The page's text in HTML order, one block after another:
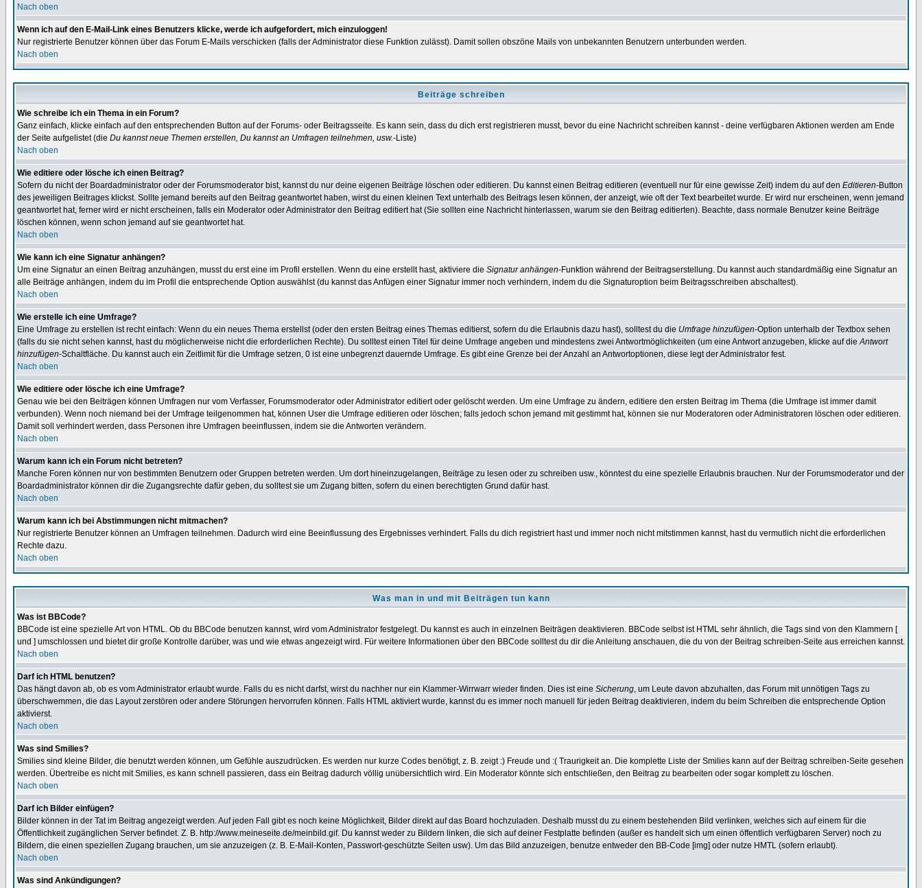
Nach oben
Wenn ich auf den E-Mail-Link eines Benutzers klicke, werde ich aufgefordert, mich einzuloggen!
Nur registrierte Benutzer können über das Forum E-Mails verschicken (falls der Administrator diese Funktion zulässt). Damit sollen obszöne Mails von unbekannten Benutzern unterbunden werden.
Nach oben
Beiträge schreiben
Wie schreibe ich ein Thema in ein Forum?
Ganz einfach, klicke einfach auf den entsprechenden Button auf der Forums- oder Beitragsseite. Es kann sein, dass du dich erst registrieren musst, bevor du eine Nachricht schreiben kannst - deine verfügbaren Aktionen werden am Ende
der Seite aufgelistet (die Du kannst neue Themen erstellen, Du kannst an Umfragen teilnehmen, usw.-Liste)
Nach oben
Wie editiere oder lösche ich einen Beitrag?
Sofern du nicht der Boardadministrator oder der Forumsmoderator bist, kannst du nur deine eigenen Beiträge löschen oder editieren. Du kannst einen Beitrag editieren (eventuell nur für eine gewisse Zeit) indem du auf den Editieren-Button
des jeweiligen Beitrages klickst. Sollte jemand bereits auf den Beitrag geantwortet haben, wirst du einen kleinen Text unterhalb des Beitrags lesen können, der anzeigt, wie oft der Text bearbeitet wurde. Er wird nur erscheinen, wenn jemand
geantwortet hat, ferner wird er nicht erscheinen, falls ein Moderator oder Administrator den Beitrag editiert hat (Sie sollten eine Nachricht hinterlassen, warum sie den Beitrag editierten). Beachte, dass normale Benutzer keine Beiträge
löschen können, wenn schon jemand auf sie geantwortet hat.
Nach oben
Wie kann ich eine Signatur anhängen?
Um eine Signatur an einen Beitrag anzuhängen, musst du erst eine im Profil erstellen. Wenn du eine erstellt hast, aktiviere die Signatur anhängen-Funktion während der Beitragserstellung. Du kannst auch standardmäßig eine Signatur an
alle Beiträge anhängen, indem du im Profil die entsprechende Option auswählst (du kannst das Anfügen einer Signatur immer noch verhindern, indem du die Signaturoption beim Beitragsschreiben abschaltest).
Nach oben
Wie erstelle ich eine Umfrage?
Eine Umfrage zu erstellen ist recht einfach: Wenn du ein neues Thema erstellst (oder den ersten Beitrag eines Themas editierst, sofern du die Erlaubnis dazu hast), solltest du die Umfrage hinzufügen-Option unterhalb der Textbox sehen
(falls du sie nicht sehen kannst, hast du möglicherweise nicht die erforderlichen Rechte). Du solltest einen Titel für deine Umfrage angeben und mindestens zwei Antwortmöglichkeiten (um eine Antwort anzugeben, klicke auf dieAntwort
hinzufügen-Schaltfläche. Du kannst auch ein Zeitlimit für die Umfrage setzen, 0 ist eine unbegrenzt dauernde Umfrage. Es gibt eine Grenze bei der Anzahl an Antwortoptionen, diese legt der Administrator fest.
Nach oben
Wie editiere oder lösche ich eine Umfrage?
Genau wie bei den Beiträgen können Umfragen nur vom Verfasser, Forumsmoderator oder Administrator editiert oder gelöscht werden. Um eine Umfrage zu ändern, editiere den ersten Beitrag im Thema (die Umfrage ist immer damit
verbunden). Wenn noch niemand bei der Umfrage teilgenommen hat, können User die Umfrage editieren oder löschen; falls jedoch schon jemand mit gestimmt hat, können sie nur Moderatoren oder Administratoren löschen oder editieren.
Damit soll verhindert werden, dass Personen ihre Umfragen beeinflussen, indem sie die Antworten verändern.
Nach oben
Warum kann ich ein Forum nicht betreten?
Manche Foren können nur von bestimmten Benutzern oder Gruppen betreten werden. Um dort hineinzugelangen, Beiträge zu lesen oder zu schreiben usw., könntest du eine spezielle Erlaubnis brauchen. Nur der Forumsmoderator und der
Boardadministrator können dir die Zugangsrechte dafür geben, du solltest sie um Zugang bitten, sofern du einen berechtigten Grund dafür hast.
Nach oben
Warum kann ich bei Abstimmungen nicht mitmachen?
Nur registrierte Benutzer können an Umfragen teilnehmen. Dadurch wird eine Beeinflussung des Ergebnisses verhindert. Falls du dich registriert hast und immer noch nicht mitstimmen kannst, hast du vermutlich nicht die erforderlichen
Rechte dazu.
Nach oben
Was man in und mit Beiträgen tun kann
Was ist BBCode?
BBCode ist eine spezielle Art von HTML. Ob du BBCode benutzen kannst, wird vom Administrator festgelegt. Du kannst es auch in einzelnen Beiträgen deaktivieren. BBCode selbst ist HTML sehr ähnlich, die Tags sind von den Klammern [
und ] umschlossen und bietet dir große Kontrolle darüber, was und wie etwas angezeigt wird. Für weitere Informationen über den BBCode solltest du dir die Anleitung anschauen, die du von der Beitrag schreiben-Seite aus erreichen kannst.
Nach oben
Darf ich HTML benutzen?
Das hängt davon ab, ob es vom Administrator erlaubt wurde. Falls du es nicht darfst, wirst du nachher nur ein Klammer-Wirrwarr wieder finden. Dies ist eine Sicherung, um Leute davon abzuhalten, das Forum mit unnötigen Tags zu
überschwemmen, die das Layout zerstören oder andere Störungen hervorrufen können. Falls HTML aktiviert wurde, kannst du es immer noch manuell für jeden Beitrag deaktivieren, indem du beim Schreiben die entsprechende Option
aktivierst.
Nach oben
Was sind Smilies?
Smilies sind kleine Bilder, die benutzt werden können, um Gefühle auszudrücken. Es werden nur kurze Codes benötigt, z. B. zeigt :) Freude und :( Traurigkeit an. Die komplette Liste der Smilies kann auf der Beitrag schreiben-Seite gesehen
werden. Übertreibe es nicht mit Smilies, es kann schnell passieren, dass ein Beitrag dadurch völlig unübersichtlich wird. Ein Moderator könnte sich entschließen, den Beitrag zu bearbeiten oder sogar komplett zu löschen.
Nach oben
Darf ich Bilder einfügen?
Bilder können in der Tat im Beitrag angezeigt werden. Auf jeden Fall gibt es noch keine Möglichkeit, Bilder direkt auf das Board hochzuladen. Deshalb musst du zu einem bestehenden Bild verlinken, welches sich auf einem für die
Öffentlichkeit zugänglichen Server befindet. Z. B. http://www.meineseite.de/meinbild.gif. Du kannst weder zu Bildern linken, die sich auf deiner Festplatte befinden (außer es handelt sich um einen öffentlich verfügbaren Server) noch zu
Bildern, die einen speziellen Zugang brauchen, um sie anzuzeigen (z. B. E-Mail-Konten, Passwort-geschützte Seiten usw). Um das Bild anzuzeigen, benutze entweder den BB-Code [img] oder nutze HMTL (sofern erlaubt).
Nach oben
Was sind Ankündigungen?